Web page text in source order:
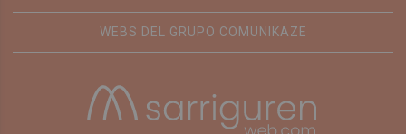
WEBS DEL GRUPO COMUNIKAZE